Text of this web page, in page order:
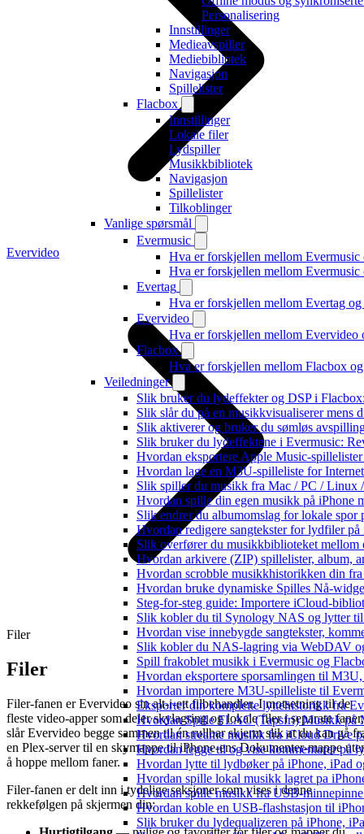
Personalisering
Innstillinger
Medieavspiller
Mediebibliotek
Navigasjon
Spillelister
Flacbox
Innstillinger
Lokale filer
Lydspiller
Musikkbibliotek
Navigasjon
Spillelister
Tilkoblinger
Vanlige spørsmål
Evermusic
Hva er forskjellen mellom Evermusic
Hva er forskjellen mellom Evermusic
Evertag
Hva er forskjellen mellom Evertag
Evervideo
Hva er forskjellen mellom Evervideo
Flacbox
Hva er forskjellen mellom Flacbox
Veiledninger
Slik bruker du lydeffekter og DSP i
Slik slår du på en musikkvisualiserer mens
Slik aktiverer og bruker du sømløs
Slik bruker du lydeffektene i Evermusic:
Hvordan eksportere Apple Music-
Hvordan lage en M3U-spilleliste for
Slik spiller du musikk fra Mac / PC /
Hvordan spille din egen musikk på iPhone
Slik endrer du albumomslag for lokale
Hvordan redigere sangtekster for lydfiler
Slik overfører du musikkbiblioteket
Hvordan arkivere (ZIP) spillelister, album,
Hvordan scrobble musikkhistorikken din
Hvordan bruke dynamiske Spilles Nå-
Steg-for-steg guide: Importere iCloud-
Slik kobler du til Synology NAS og lytter
Hvordan vise innebygde sangtekster,
Slik kobler du NAS-lagring via WebDAV
Spill frakoblet musikk i Evermusic og
Hvordan eksportere sporsamlingen til
Hvordan importere M3U-spilleliste til
Eksporter din komplette lyttehistorikk fra
Hvordan Spille FLAC (Tapsfri) Musikk på
Hvordan streame musikk fra iCloud Drive
Hvordan legge til og vise kommentarer på
Hvordan lytte til lydbøker på iPhone, iPad
Hvordan spille lokal musikk lagret pa
Hvordan spille musikk fra USB-
Hvordan koble en USB-flashstasjon til
Slik bruker du lydequalizeren på iPhone,
Evervideo
Filer
Filer
Filer-fanen er Evervideo sin alt-i-ett filbehandler. I motsetning til de
fleste video-apper som deler skylagring og lokale filer i separate faner,
slår Evervideo begge sammen til én rullbar skjerm slik at du kan gå
en Plex-server til en skymappe til iPhone-ens Dokumenter-mappe
å hoppe mellom faner.
Filer-fanen er delt inn i tydelige seksjoner som vises i denne
rekkefølgen på skjermen din: